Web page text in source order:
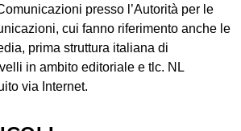
presso l’Autorità per le
cui fanno riferimento anche le
prima struttura italiana di
in ambito editoriale e tlc. NL
via Internet.